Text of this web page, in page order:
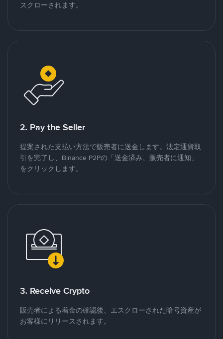
スクローされます。
2. Pay the Seller
提案された支払い方法で販売者に送金します。法定通貨取
引を完了し、Binance P2Pの「送金済み、販売者に通知」
をクリックします。
3. Receive Crypto
販売者による着金の確認後、エスクローされた暗号資産が
お客様にリリースされます。